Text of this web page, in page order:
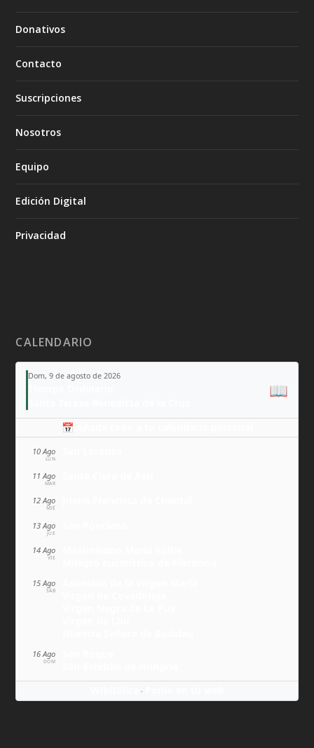
Donativos
Contacto
Suscripciones
Nosotros
Equipo
Edición Digital
Privacidad
CALENDARIO
Dom, 9 de agosto de 2026
📖
📅 Añade todo a tu calendario personal
10 Ago
LUN
11 Ago
MAR
12 Ago
MIÉ
13 Ago
JUE
14 Ago
VIE
15 Ago
SÁB
16 Ago
DOM
·